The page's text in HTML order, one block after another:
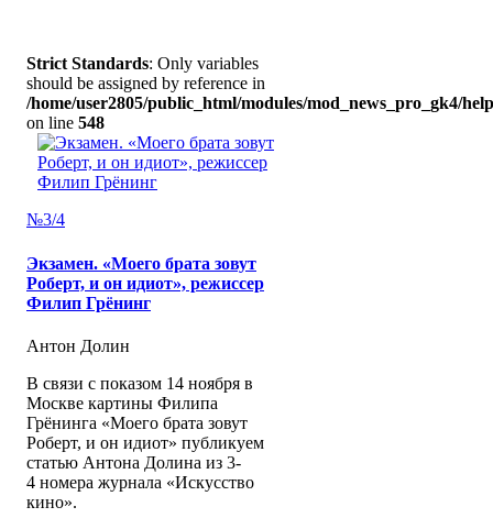
Strict Standards: Only variables
should be assigned by reference in
/home/user2805/public_html/modules/mod_news_pro_gk4/
on line 548
№3/4
Экзамен. «Моего брата зовут
Роберт, и он идиот», режиссер
Филип Грёнинг
Антон Долин
В связи с показом 14 ноября в
Москве картины Филипа
Грёнинга «Моего брата зовут
Роберт, и он идиот» публикуем
статью Антона Долина из 3-
4 номера журнала «Искусство
кино».